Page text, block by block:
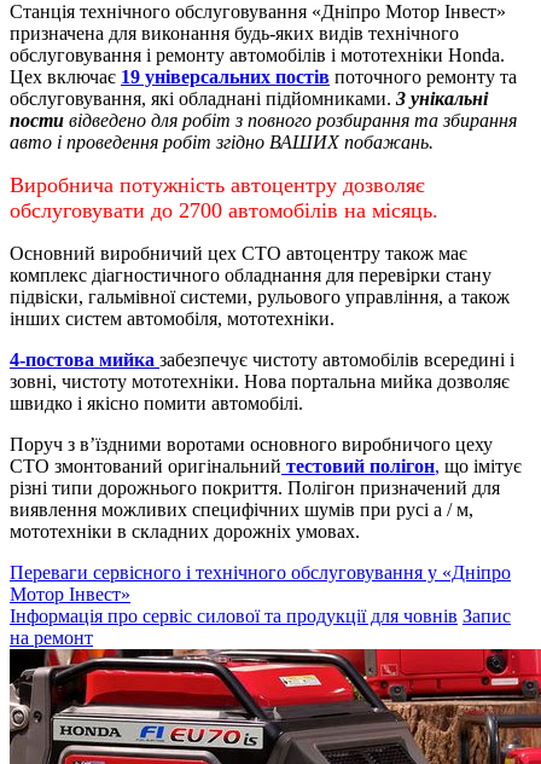
Станція технічного обслуговування «Дніпро Мотор Інвест»
призначена для виконання будь-яких видів технічного
обслуговування і ремонту автомобілів і мототехніки Honda.
Цех включає 19 універсальних постів поточного ремонту та
обслуговування, які обладнані підйомниками. 3 унікальні
пости відведено для робіт з повного розбирання та збирання
авто і проведення робіт згідно ВАШИХ побажань.
Виробнича потужність автоцентру дозволяє
обслуговувати до 2700 автомобілів на місяць.
Основний виробничий цех СТО автоцентру також має
комплекс діагностичного обладнання для перевірки стану
підвіски, гальмівної системи, рульового управління, а також
інших систем автомобіля, мототехніки.
4-постова мийка забезпечує чистоту автомобілів всередині і
зовні, чистоту мототехніки. Нова портальна мийка дозволяє
швидко і якісно помити автомобілі.
Поруч з в’їздними воротами основного виробничого цеху
СТО змонтований оригінальний тестовий полігон, що імітує
різні типи дорожнього покриття. Полігон призначений для
виявлення можливих специфічних шумів при русі а / м,
мототехніки в складних дорожніх умовах.
Переваги сервісного і технічного обслуговування у «Дніпро
Мотор Інвест»
Інформація про сервіс силової та продукції для човнів Запис
на ремонт